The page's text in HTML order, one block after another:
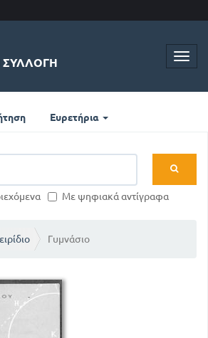
ΣΥΛΛΟΓΉ
Ευρετήρια
Με ψηφιακά αντίγραφα
Γυμνάσιο